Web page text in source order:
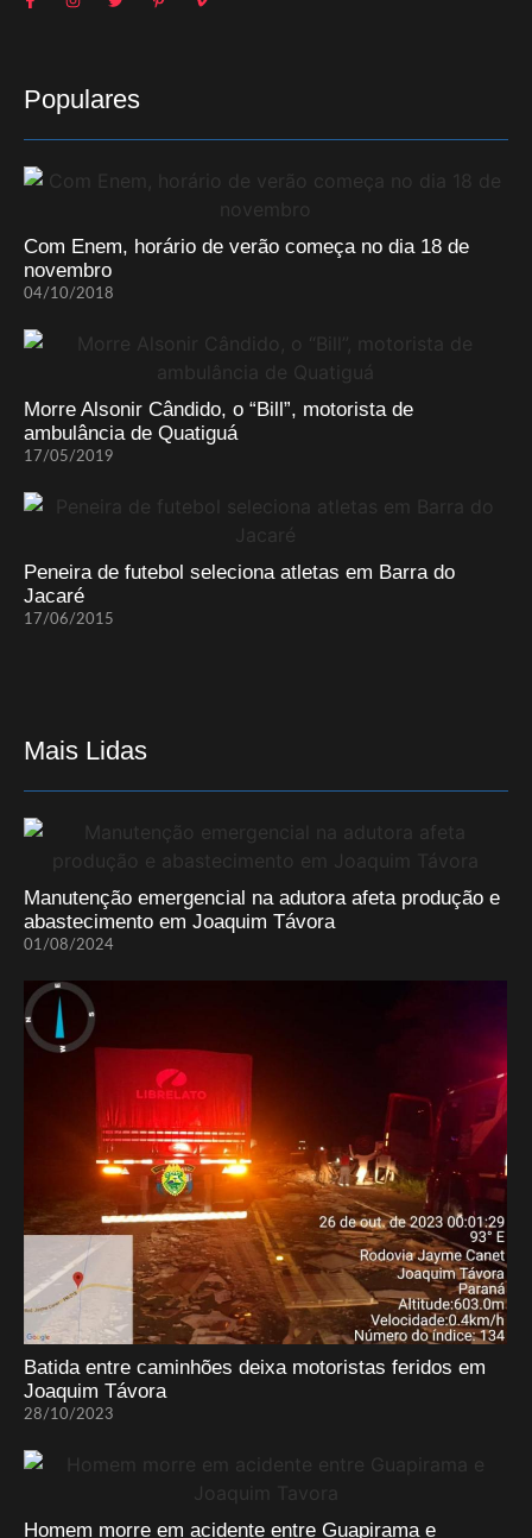
Populares
Com Enem, horário de verão começa no dia 18 de
novembro
04/10/2018
Morre Alsonir Cândido, o “Bill”, motorista de
ambulância de Quatiguá
17/05/2019
Peneira de futebol seleciona atletas em Barra do
Jacaré
17/06/2015
Mais Lidas
Manutenção emergencial na adutora afeta produção e
abastecimento em Joaquim Távora
01/08/2024
Batida entre caminhões deixa motoristas feridos em
Joaquim Távora
28/10/2023
Homem morre em acidente entre Guapirama e